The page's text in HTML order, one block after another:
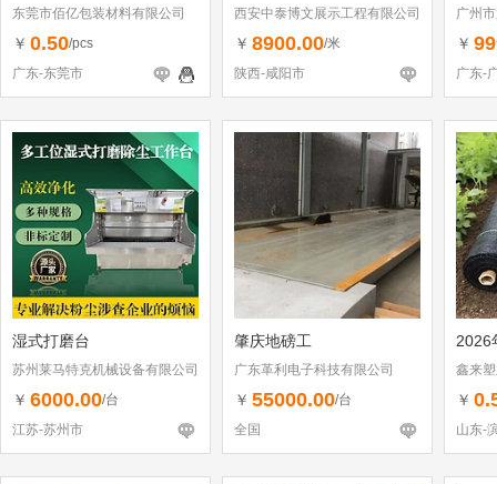
东莞市佰亿包装材料有限公司
￥ 0.50/pcs
广东-东莞市
西安中泰博文展示工程有限公司
￥ 8900.00/米
陕西-咸阳市
广州
￥
广东-
湿式打磨台
苏州莱马特克机械设备有限公司
￥ 6000.00/台
江苏-苏州市
肇庆地磅工
广东革利电子科技有限公司
￥ 55000.00/台
全国
2026
鑫来
￥
山东-